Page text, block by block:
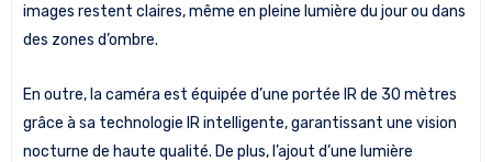
images restent claires, même en pleine lumière du jour ou dans
des zones d’ombre.
En outre, la caméra est équipée d’une portée IR de 30 mètres
grâce à sa technologie IR intelligente, garantissant une vision
nocturne de haute qualité. De plus, l’ajout d’une lumière